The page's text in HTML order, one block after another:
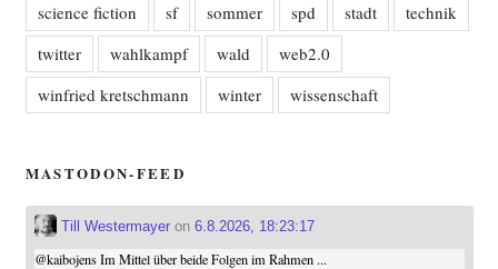
science fiction
sf sommer spd stadt
technik
twitter
wahlkampf wald
web2.0
winfried kretschmann
winter wissenschaft
MASTODON-FEED
Till Westermayeron 6.8.2026, 18:23:17
@kaibojensIm Mittel über beide Folgen im Rahmen ...